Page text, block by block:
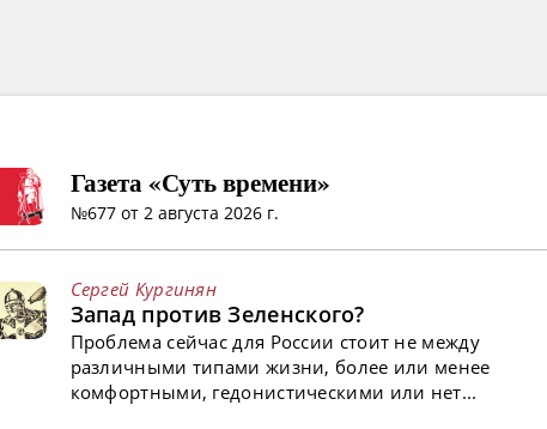
Газета «Суть времени»
№677 от 2 августа 2026 г.
Сергей Кургинян
Запад против Зеленского?
Проблема сейчас для России стоит не между
различными типами жизни, более или менее
комфортными, гедонистическими или нет...